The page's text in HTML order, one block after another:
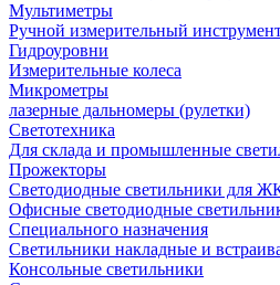
Мультиметры
Ручной измерительный
Гидроуровни
Измерительные колеса
Микрометры
лазерные дальномеры (рулетки)
Светотехника
Для склада и промышленные
Прожекторы
Светодиодные светильники для
Офисные светодиодные
Специального назначения
Светильники накладные и
Консольные светильники